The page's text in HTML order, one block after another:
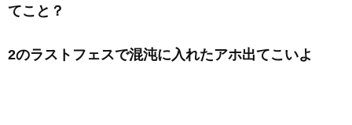
てこと？
2のラストフェスで混沌に入れたアホ出てこいよ